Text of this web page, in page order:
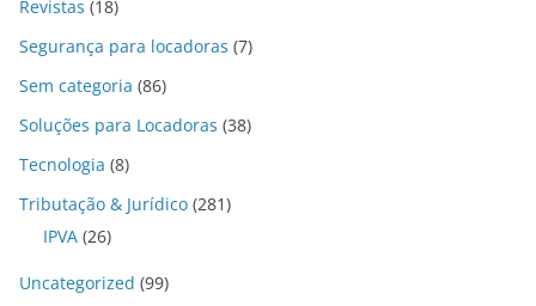
Revistas (18)
Segurança para locadoras (7)
Sem categoria (86)
Soluções para Locadoras (38)
Tecnologia (8)
Tributação & Jurídico (281)
IPVA (26)
Uncategorized (99)